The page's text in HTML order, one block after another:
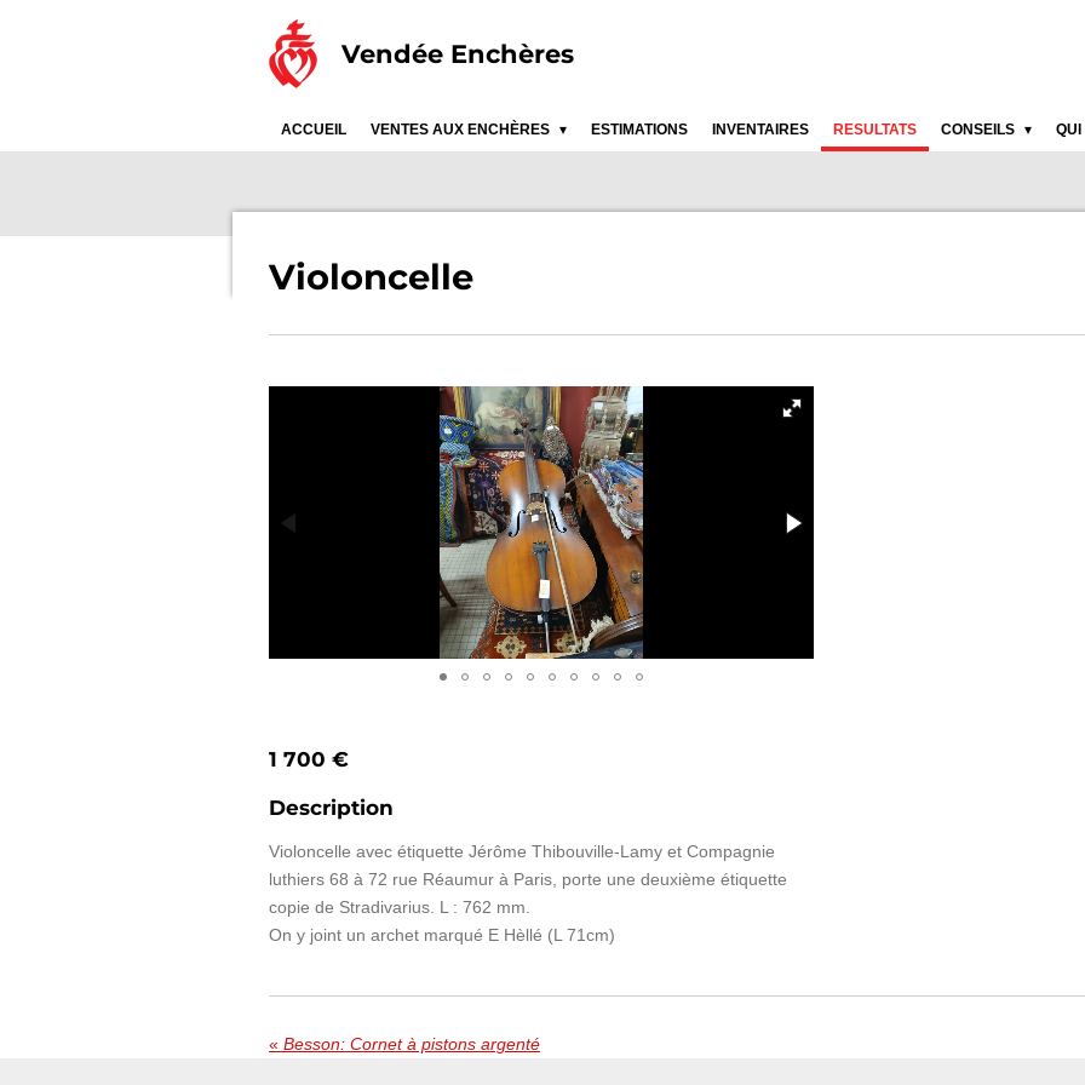
Vendée Enchères
ACCUEIL VENTES AUX ENCHÈRES ESTIMATIONS INVENTAIRES RESULTATS CONSEILS QUI
Violoncelle
1 700 €
Description
Violoncelle avec étiquette Jérôme Thibouville-Lamy et Compagnie
luthiers 68 à 72 rue Réaumur à Paris, porte une deuxième étiquette
copie de Stradivarius. L : 762 mm.
On y joint un archet marqué E Hèllé (L 71cm)
« Besson: Cornet à pistons argenté